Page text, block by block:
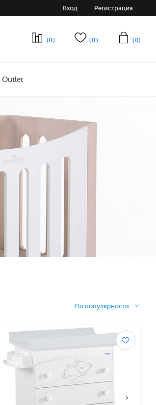
Вход Регистрация
(0) (0) (0)
Outlet
По популярности